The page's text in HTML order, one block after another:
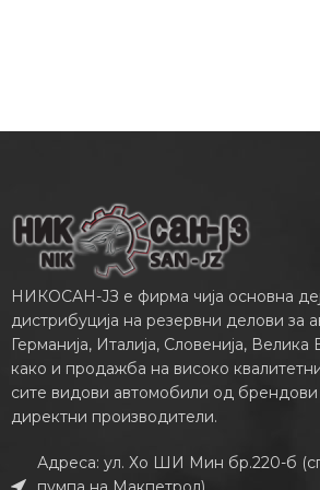
НИКОСАН-ЈЗ е фирма чија основна
дистрибуција на резервни делови за
Германија, Италија, Словенија,
како и продажба на високо
сите видови автомобили од
директни производители.
Адреса: ул. Хо ШИ Мин бр.220-б